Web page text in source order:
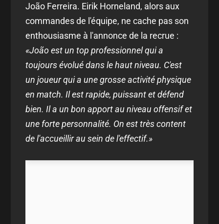
João Ferreira. Eirik Horneland, alors aux
commandes de l'équipe, ne cache pas son
enthousiasme à l'annonce de la recrue :
«João est un top professionnel qui a
toujours évolué dans le haut niveau. C'est
un joueur qui a une grosse activité physique
en match. Il est rapide, puissant et défend
bien. Il a un bon apport au niveau offensif et
une forte personnalité. On est très content
de l'accueillir au sein de l'effectif.»